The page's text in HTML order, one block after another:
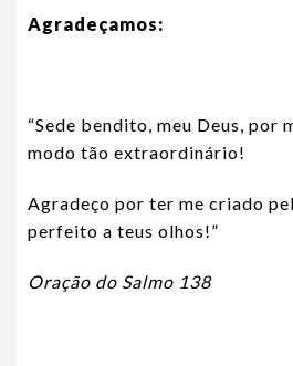
Agradeçamos:
“Sede bendito, meu Deus, por
modo tão extraordinário!
Agradeço por ter me criado
perfeito a teus olhos!”
Oração do Salmo 138